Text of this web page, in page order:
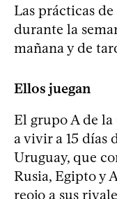
Las prácticas
durante la
mañana y de
Ellos juegan
El grupo A de
a vivir a 15 días
Uruguay, que
Rusia, Egipto y
reojo a sus